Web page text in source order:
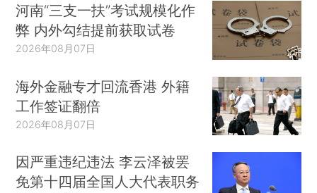
河南“三支一扶”考试规模化作
弊 内外勾结提前获取试卷
2026年08月07日
海外金融专才回流香港 外籍
工作签证翻倍
2026年08月07日
因严重违纪违法 李云泽被罢
免第十四届全国人大代表职务